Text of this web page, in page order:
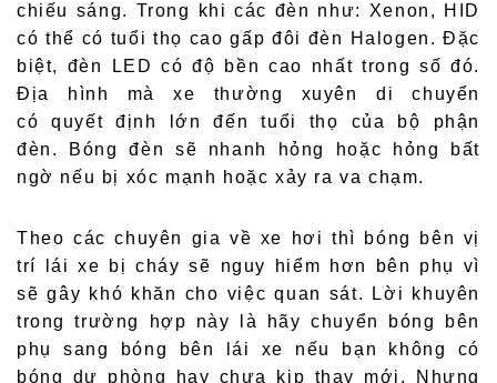
chiếu sáng. Trong khi các đèn như: Xenon, HID
có thể có tuổi thọ cao gấp đôi đèn Halogen. Đặc
biệt, đèn LED có độ bền cao nhất trong số đó.
Địa hình mà xe thường xuyên di chuyển
có quyết định lớn đến tuổi thọ của bộ phận
đèn. Bóng đèn sẽ nhanh hỏng hoặc hỏng bất
ngờ nếu bị xóc mạnh hoặc xảy ra va chạm.
Theo các chuyên gia về xe hơi thì bóng bên vị
trí lái xe bị cháy sẽ nguy hiểm hơn bên phụ vì
sẽ gây khó khăn cho việc quan sát. Lời khuyên
trong trường hợp này là hãy chuyển bóng bên
phụ sang bóng bên lái xe nếu bạn không có
bóng dự phòng hay chưa kịp thay mới. Nhưng